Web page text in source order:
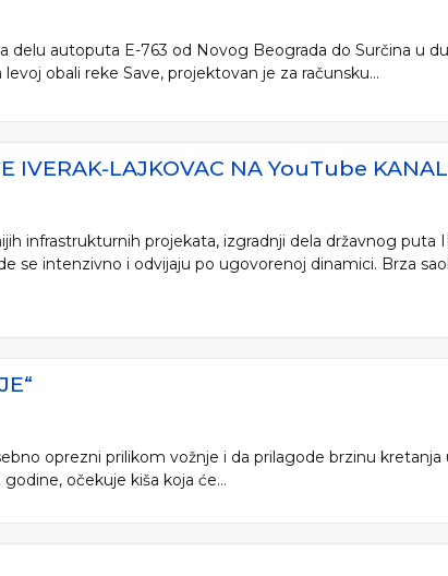
delu autoputa E-763 od Novog Beograda do Surčina u
levoj obali reke Save, projektovan je za računsku...
IVERAK-LAJKOVAC NA YouTube
infrastrukturnih projekata, izgradnji dela državnog puta
se intenzivno i odvijaju po ugovorenoj dinamici. Brza
oprezni prilikom vožnje i da prilagode brzinu
očekuje kiša koja će...